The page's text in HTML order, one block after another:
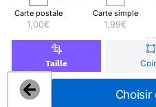
Carte postale
1,00€
Carte simple
1,99€
Taille
© Merci